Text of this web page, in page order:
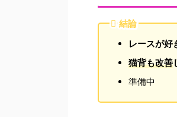
結論
レースが好
猫背も改善
準備中